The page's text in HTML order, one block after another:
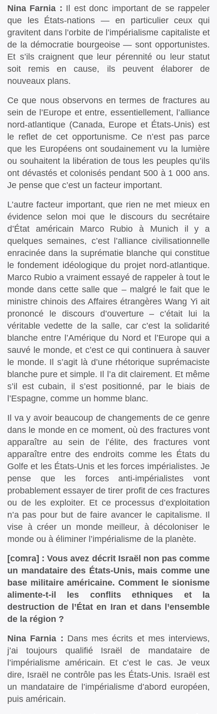
Nina Farnia : Il est donc important de se rappeler
que les États-nations — en particulier ceux qui
gravitent dans l’orbite de l’impérialisme capitaliste et
de la démocratie bourgeoise — sont opportunistes.
Et s’ils craignent que leur pérennité ou leur statut
soit remis en cause, ils peuvent élaborer de
nouveaux plans.
Ce que nous observons en termes de fractures au
sein de l’Europe et entre, essentiellement, l’alliance
nord-atlantique (Canada, Europe et États-Unis) est
le reflet de cet opportunisme. Ce n’est pas parce
que les Européens ont soudainement vu la lumière
ou souhaitent la libération de tous les peuples qu’ils
ont dévastés et colonisés pendant 500 à 1 000 ans.
Je pense que c’est un facteur important.
L’autre facteur important, que rien ne met mieux en
évidence selon moi que le discours du secrétaire
d’État américain Marco Rubio à Munich il y a
quelques semaines, c’est l’alliance civilisationnelle
enracinée dans la suprématie blanche qui constitue
le fondement idéologique du projet nord-atlantique.
Marco Rubio a vraiment essayé de rappeler à tout le
monde dans cette salle que – malgré le fait que le
ministre chinois des Affaires étrangères Wang Yi ait
prononcé le discours d’ouverture – c’était lui la
véritable vedette de la salle, car c’est la solidarité
blanche entre l’Amérique du Nord et l’Europe qui a
sauvé le monde, et c’est ce qui continuera à sauver
le monde. Il s’agit là d’une rhétorique suprémaciste
blanche pure et simple. Il l’a dit clairement. Et même
s’il est cubain, il s’est positionné, par le biais de
l’Espagne, comme un homme blanc.
Il va y avoir beaucoup de changements de ce genre
dans le monde en ce moment, où des fractures vont
apparaître au sein de l’élite, des fractures vont
apparaître entre des endroits comme les États du
Golfe et les États-Unis et les forces impérialistes. Je
pense que les forces anti-impérialistes vont
probablement essayer de tirer profit de ces fractures
ou de les exploiter. Et ce processus d’exploitation
n’a pas pour but de faire avancer le capitalisme. Il
vise à créer un monde meilleur, à décoloniser le
monde ou à éliminer l’impérialisme de la planète.
[comra] : Vous avez décrit Israël non pas comme
un mandataire des États-Unis, mais comme une
base militaire américaine. Comment le sionisme
alimente-t-il les conflits ethniques et la
destruction de l’État en Iran et dans l’ensemble
de la région ?
Nina Farnia : Dans mes écrits et mes interviews,
j’ai toujours qualifié Israël de mandataire de
l’impérialisme américain. Et c’est le cas. Je veux
dire, Israël ne contrôle pas les États-Unis. Israël est
un mandataire de l’impérialisme d’abord européen,
puis américain.